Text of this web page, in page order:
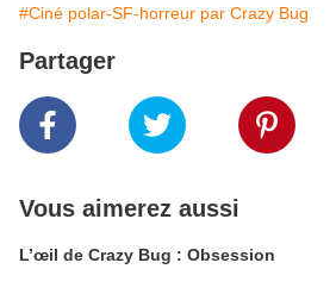
#Ciné polar-SF-horreur par Crazy Bug
Partager
Vous aimerez aussi
L’œil de Crazy Bug : Obsession